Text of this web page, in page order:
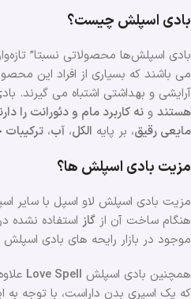
بادی اسپلش چیست؟
بادی اسپلش‌ها محصولاتی نسبتا”
می باشند که بسیاری از افراد این
آرایشی و بهداشتی اشتباه می گیرند.
هستند و نه کاربرد مام و دئورانت را
مایعی رقیق، بر پایه الکل، آب،
مزیت بادی اسپلش ها؟
مزیت بادی اسپلش لاو اسپل با سایر
هنگام ساخت آن از گاز استفاده نشده
موجود در بازار رایحه های بادی اسپلش
همچنین بادی اسپلش Love Spell
که یک اسپری بدن داراست، با توجه به